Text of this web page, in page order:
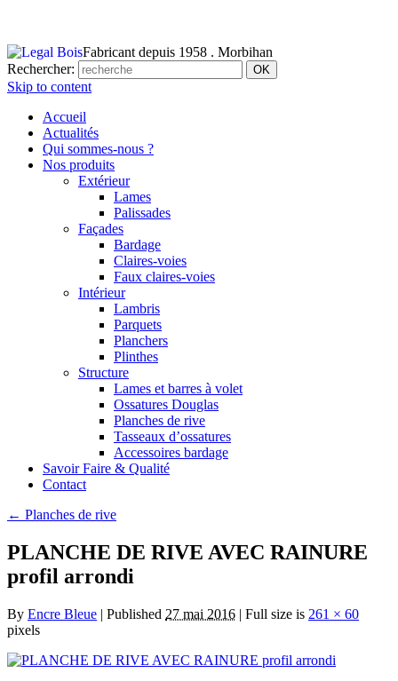
Fabricant depuis 1958 . Morbihan
Rechercher:
Skip to content
Accueil
Actualités
Qui sommes-nous ?
Nos produits
Extérieur
Lames
Palissades
Façades
Bardage
Claires-voies
Faux claires-voies
Intérieur
Lambris
Parquets
Planchers
Plinthes
Structure
Lames et barres à volet
Ossatures Douglas
Planches de rive
Tasseaux d’ossatures
Accessoires bardage
Savoir Faire & Qualité
Contact
← Planches de rive
PLANCHE DE RIVE AVEC RAINURE
profil arrondi
By Encre Bleue | Published 27 mai 2016 | Full size is 261 × 60
pixels